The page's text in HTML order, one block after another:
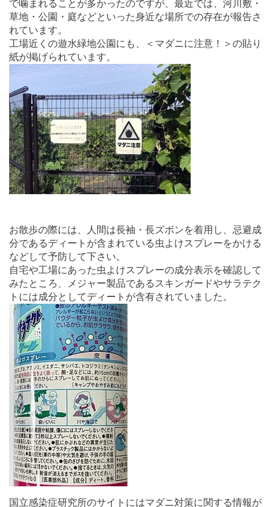
で噛まれることが多かったのですが、最近では、河川敷・
草地・公園・庭などといった身近な場所での存在が報告さ
れています。
工場近くの遊水緑地公園にも、＜マダニに注意！＞の貼り
紙が掲げられています。
お散歩の際には、人間は長袖・長ズボンを着用し、忌避成
分であるディートが含まれている虫よけスプレーをかける
などして予防して下さい。
自宅や工場にあった虫よけスプレーの成分表示を確認して
みたところ、メジャー製品であるスキンガードやサラテク
トには成分としてディートが含有されていました。
国立感染症研究所のサイトにはマダニ対策に関する情報が